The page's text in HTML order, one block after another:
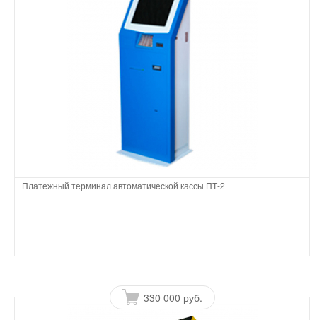
Платежный терминал автоматической кассы ПТ-2
330 000 руб.